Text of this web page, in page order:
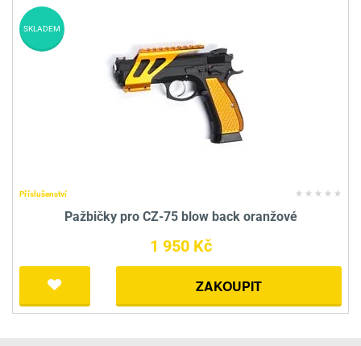
Příslušenství
Pažbičky pro CZ-75 blow back oranžové
1 950 Kč
ZAKOUPIT
SKLADEM